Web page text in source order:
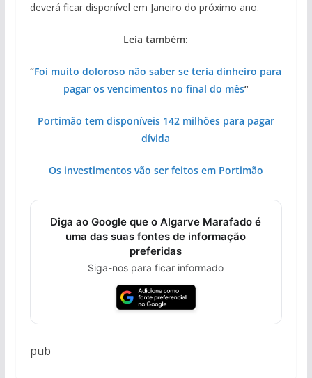
deverá ficar disponível em Janeiro do próximo ano.
Leia também:
“Foi muito doloroso não saber se teria dinheiro para
pagar os vencimentos no final do mês“
Portimão tem disponíveis 142 milhões para pagar
dívida
Os investimentos vão ser feitos em Portimão
Diga ao Google que o Algarve Marafado é
uma das suas fontes de informação
preferidas
Siga-nos para ficar informado
pub